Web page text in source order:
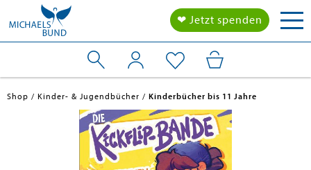
❤ Jetzt spenden
Shop Kinder- & Jugendbücher Kinderbücher bis 11 Jahre